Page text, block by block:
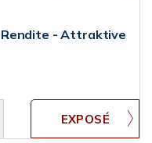
Rendite - Attraktive